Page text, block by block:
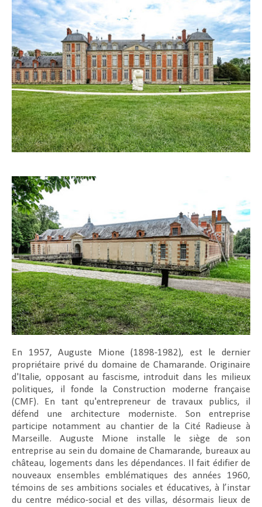
En 1957, Auguste Mione (1898-1982), est le dernier
propriétaire privé du domaine de Chamarande. Originaire
d'Italie, opposant au fascisme, introduit dans les milieux
politiques, il fonde la Construction moderne française
(CMF). En tant qu'entrepreneur de travaux publics, il
défend une architecture moderniste. Son entreprise
participe notamment au chantier de la Cité Radieuse à
Marseille. Auguste Mione installe le siège de son
entreprise au sein du domaine de Chamarande, bureaux au
château, logements dans les dépendances. Il fait édifier de
nouveaux ensembles emblématiques des années 1960,
témoins de ses ambitions sociales et éducatives, à l’instar
du centre médico-social et des villas, désormais lieux de